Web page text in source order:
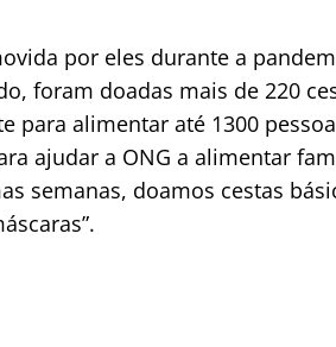
por eles durante a
foram doadas mais de 220
para alimentar até 1300
ajudar a ONG a alimentar
semanas, doamos cestas